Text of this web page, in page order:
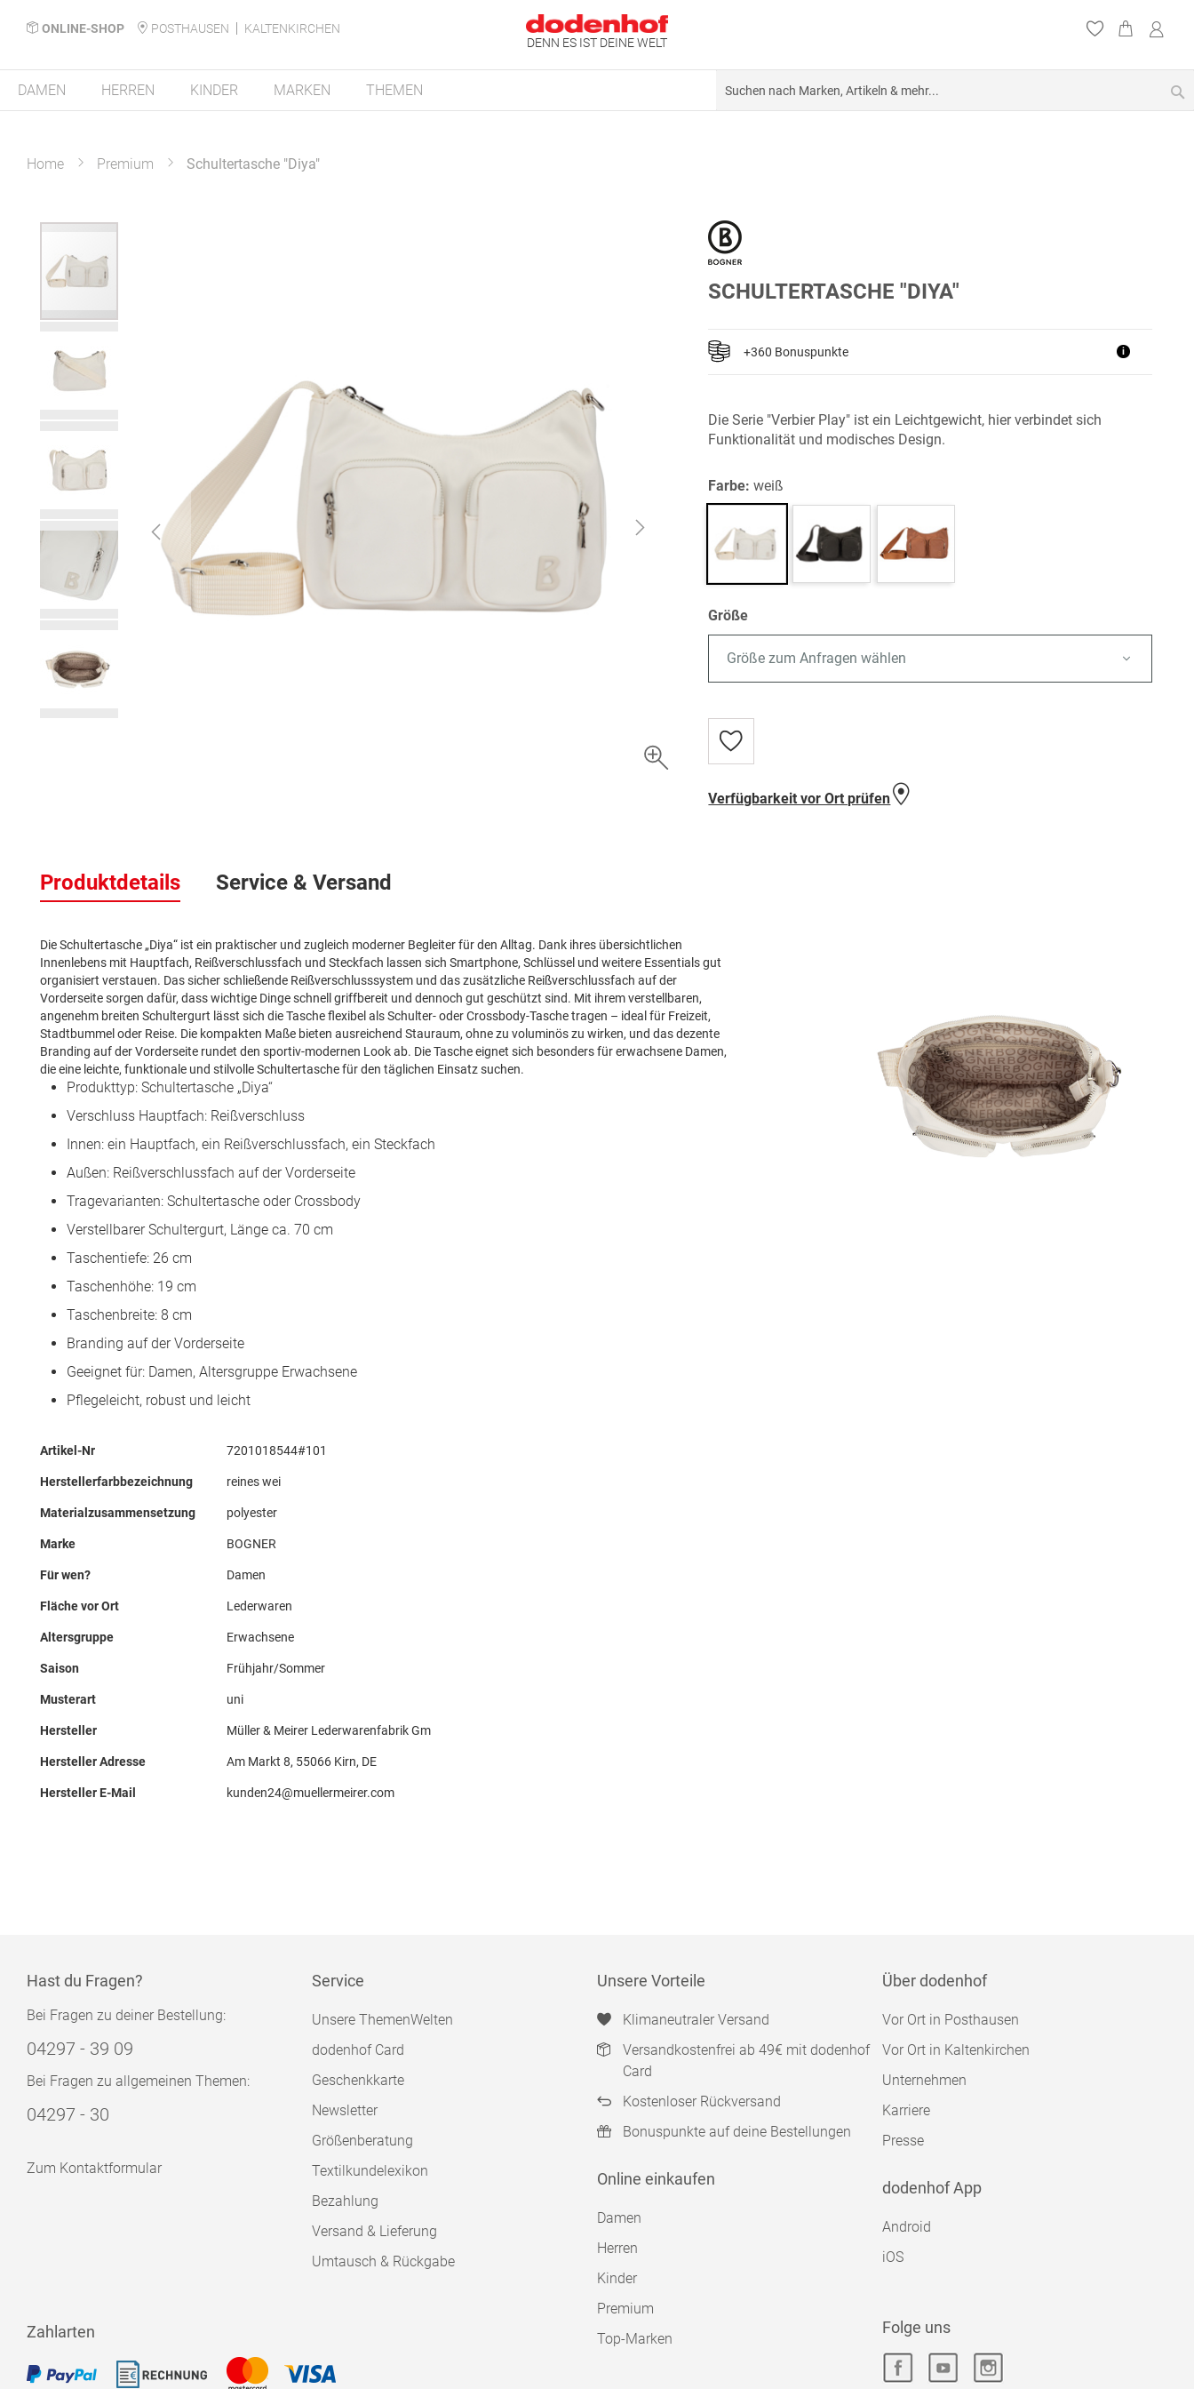
ONLINE-SHOP POSTHAUSEN
KALTENKIRCHEN
DENN ES IST DEINE WELT
DAMEN HERREN KINDER MARKEN THEMEN
Home Premium Schultertasche "Diya"
Zum
der
Bildergalerie
der
Bildergalerie
SCHULTERTASCHE "DIYA"
+360 Bonuspunkte i
Die Serie "Verbier Play" ist ein Leichtgewicht, hier verbindet sich
Funktionalität und modisches Design.
Farbe:weiß
Größe
Größe zum Anfragen wählen
Zur
Wunschliste
Verfügbarkeit vor Ort prüfen
Produktdetails
Die Schultertasche „Diya“ ist ein praktischer und zugleich moderner Begleiter für den Alltag. Dank ihres übersichtlichen
Innenlebens mit Hauptfach, Reißverschlussfach und Steckfach lassen sich Smartphone, Schlüssel und weitere Essentials gut
organisiert verstauen. Das sicher schließende Reißverschlusssystem und das zusätzliche Reißverschlussfach auf der
Vorderseite sorgen dafür, dass wichtige Dinge schnell griffbereit und dennoch gut geschützt sind. Mit ihrem verstellbaren,
angenehm breiten Schultergurt lässt sich die Tasche flexibel als Schulter- oder Crossbody-Tasche tragen – ideal für Freizeit,
Stadtbummel oder Reise. Die kompakten Maße bieten ausreichend Stauraum, ohne zu voluminös zu wirken, und das dezente
Branding auf der Vorderseite rundet den sportiv-modernen Look ab. Die Tasche eignet sich besonders für erwachsene Damen,
die eine leichte, funktionale und stilvolle Schultertasche für den täglichen Einsatz suchen.
Produkttyp: Schultertasche „Diya“
Verschluss Hauptfach: Reißverschluss
Innen: ein Hauptfach, ein Reißverschlussfach, ein Steckfach
Außen: Reißverschlussfach auf der Vorderseite
Tragevarianten: Schultertasche oder Crossbody
Verstellbarer Schultergurt, Länge ca. 70 cm
Taschentiefe: 26 cm
Taschenhöhe: 19 cm
Taschenbreite: 8 cm
Branding auf der Vorderseite
Geeignet für: Damen, Altersgruppe Erwachsene
Pflegeleicht, robust und leicht
Mehr
Artikel-Nr 7201018544#101
Herstellerfarbbezeichnung reines wei
Materialzusammensetzung polyester
Marke BOGNER
Für wen? Damen
Fläche vor Ort Lederwaren
Altersgruppe Erwachsene
Saison Frühjahr/Sommer
Musterart uni
Hersteller Müller & Meirer Lederwarenfabrik Gm
Hersteller Adresse Am Markt 8, 55066 Kirn, DE
Hersteller E-Mail kunden24@muellermeirer.com
Service & Versand
Hast du Fragen?
Bei Fragen zu deiner Bestellung:
04297 - 39 09
Bei Fragen zu allgemeinen Themen:
04297 - 30
Zum Kontaktformular
Service
Unsere ThemenWelten
dodenhof Card
Geschenkkarte
Newsletter
Größenberatung
Textilkundelexikon
Bezahlung
Versand & Lieferung
Umtausch & Rückgabe
Unsere Vorteile
Klimaneutraler Versand
Versandkostenfrei ab 49€ mit dodenhof
Card
Kostenloser Rückversand
Bonuspunkte auf deine Bestellungen
Online einkaufen
Damen
Herren
Kinder
Premium
Top-Marken
Über dodenhof
Vor Ort in Posthausen
Vor Ort in Kaltenkirchen
Unternehmen
Karriere
Presse
dodenhof App
Android
iOS
Zahlarten Folge uns